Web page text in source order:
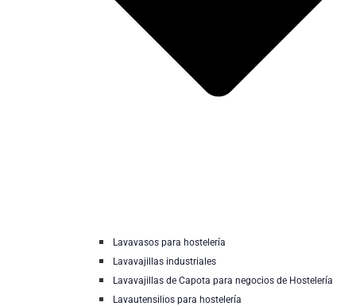
Lavavasos para hostelería
Lavavajillas industriales
Lavavajillas de Capota para negocios de Hostelería
Lavautensilios para hostelería